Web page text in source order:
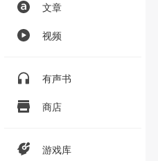
文章
视频
有声书
商店
游戏库